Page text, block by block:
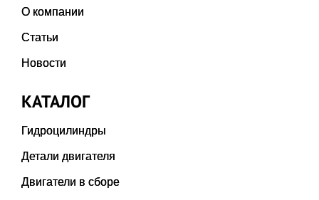
О компании
Статьи
Новости
КАТАЛОГ
Гидроцилиндры
Детали двигателя
Двигатели в сборе